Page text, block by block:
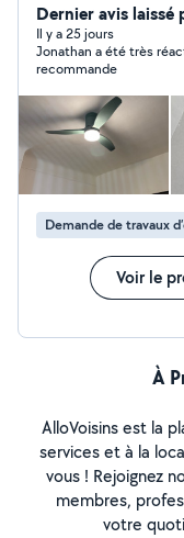
rénovation Dépannage rapide Mise aux normes
Domotique Basé dans le 7ème arrondissement de
Marseille je me déplace dans toute la ville et les
environs. N'hésitez pas à me contacter pour vos travaux
ou dépannages
rapidement.
Dernier avis laissé
Il y a 25 jours
Jonathan a été très
recommande
Demande de travaux
Voir le
À
AlloVoisins est la
services et à la
vous ! Rejoignez
membres,
votre